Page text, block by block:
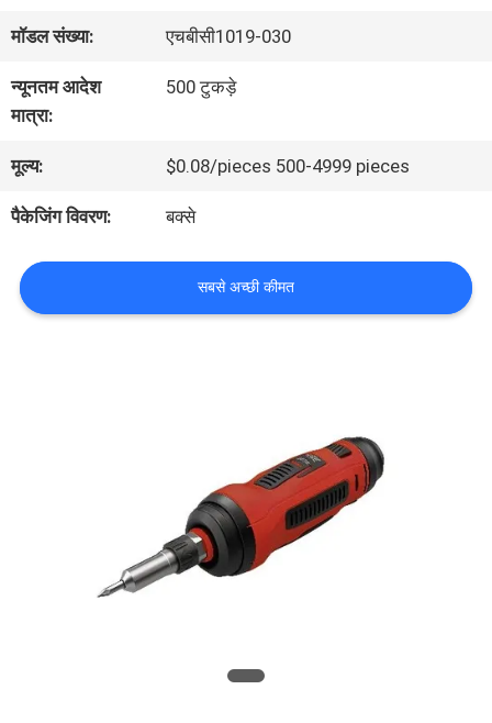
में
कारखाना
भ्रमण
नियंत्रण
मॉडल संख्या: एचबीसी1019-030
न्यूनतम आदेश
मात्रा:
500 टुकड़े
मूल्य: $0.08/pieces 500-4999 pieces
पैकेजिंग विवरण: बक्से
सबसे अच्छी कीमत